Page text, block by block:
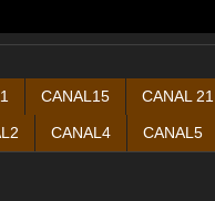
CANAL15 CANAL 21
CANAL4 CANAL5